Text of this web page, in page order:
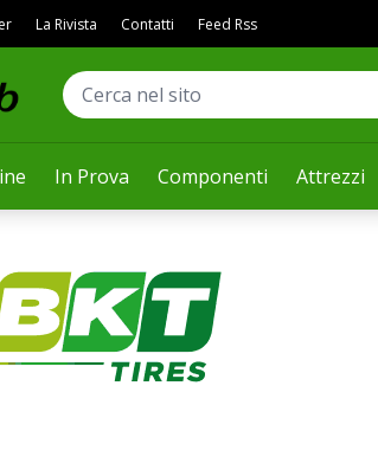
In Prova Componenti Attrezzi
La Rivista Contatti Feed Rss